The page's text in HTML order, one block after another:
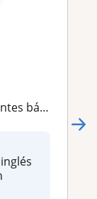
escolar